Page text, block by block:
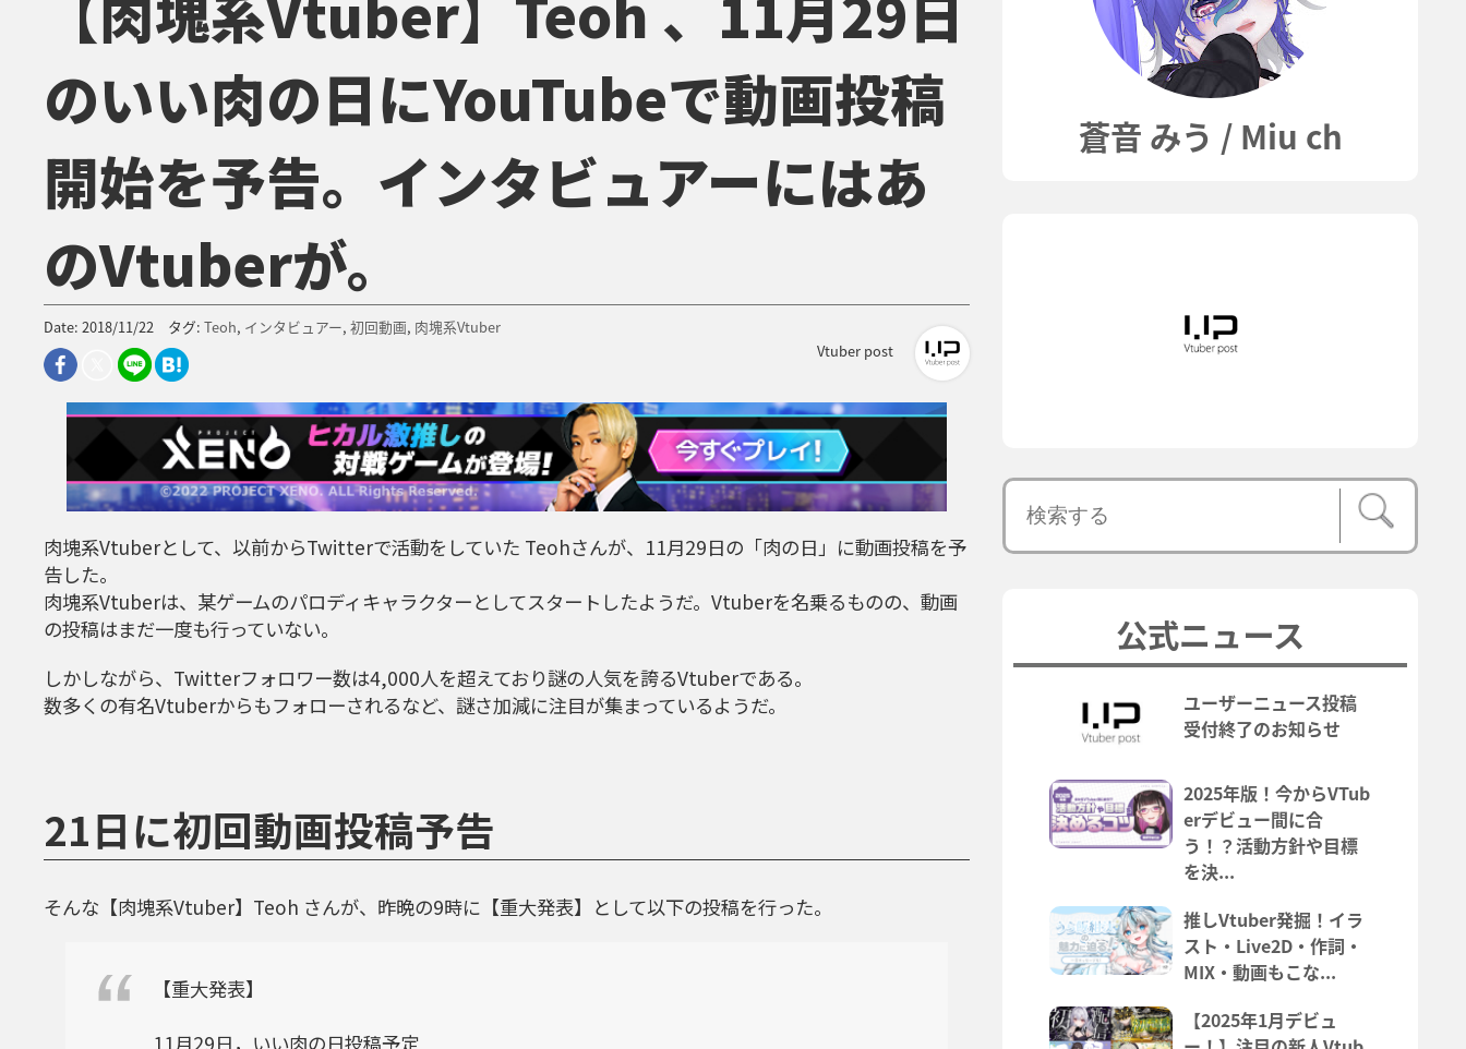
のいい肉の日にYouTubeで動画投稿
開始を予告。インタビュアーにはあ
のVtuberが。
Date: 2018/11/22 タグ: Teoh, インタビュアー, 初回動画, 肉塊系Vtuber
Vtuber post
肉塊系Vtuberとして、以前からTwitterで活動をしていた Teohさんが、11月29日の「肉の日」に動画投稿を予
告した。
肉塊系Vtuberは、某ゲームのパロディキャラクターとしてスタートしたようだ。Vtuberを名乗るものの、動画
の投稿はまだ一度も行っていない。
しかしながら、Twitterフォロワー数は4,000人を超えており謎の人気を誇るVtuberである。
数多くの有名Vtuberからもフォローされるなど、謎さ加減に注目が集まっているようだ。
21日に初回動画投稿予告
そんな【肉塊系Vtuber】Teoh さんが、昨晩の9時に【重大発表】として以下の投稿を行った。
【重大発表】
11月29日，いい肉の日投稿予定
蒼音 みう / Miu ch
公式ニュース
ユーザーニュース投稿
受付終了のお知らせ
2025年版！今からVTub
erデビュー間に合
う！？活動方針や目標
を決...
推しVtuber発掘！イラ
スト・Live2D・作詞・
MIX・動画もこな...
【2025年1月デビュ